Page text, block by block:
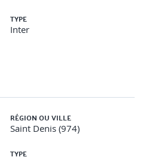
développeront des composants
carte d'utilisateur) et les
principale. Ils apprendront
composants via les props et
TYPE
Inter
RÉGION OU VILLE
Saint Denis (974)
TYPE